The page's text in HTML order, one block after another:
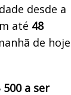
desde a
até 48
de hoje
a ser